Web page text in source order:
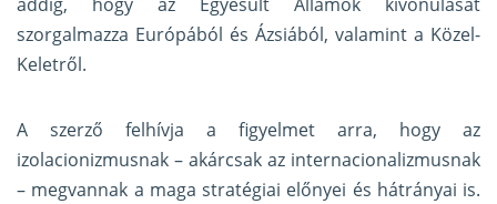
szorgalmazza Európából és Ázsiából, valamint a Közel-
Keletről.
A szerző felhívja a figyelmet arra, hogy az
izolacionizmusnak – akárcsak az internacionalizmusnak
– megvannak a maga stratégiai előnyei és hátrányai is.